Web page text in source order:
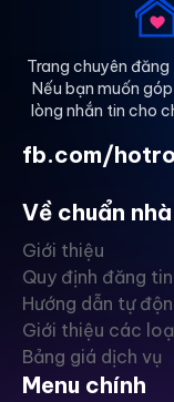
Trang chuyên
Nếu bạn muốn
lòng nhắn tin cho
fb.com/
Về chuẩn
Giới thiệu
Quy định đăng tin
Hướng dẫn tự
Giới thiệu các
Bảng giá dịch vụ
Menu chính